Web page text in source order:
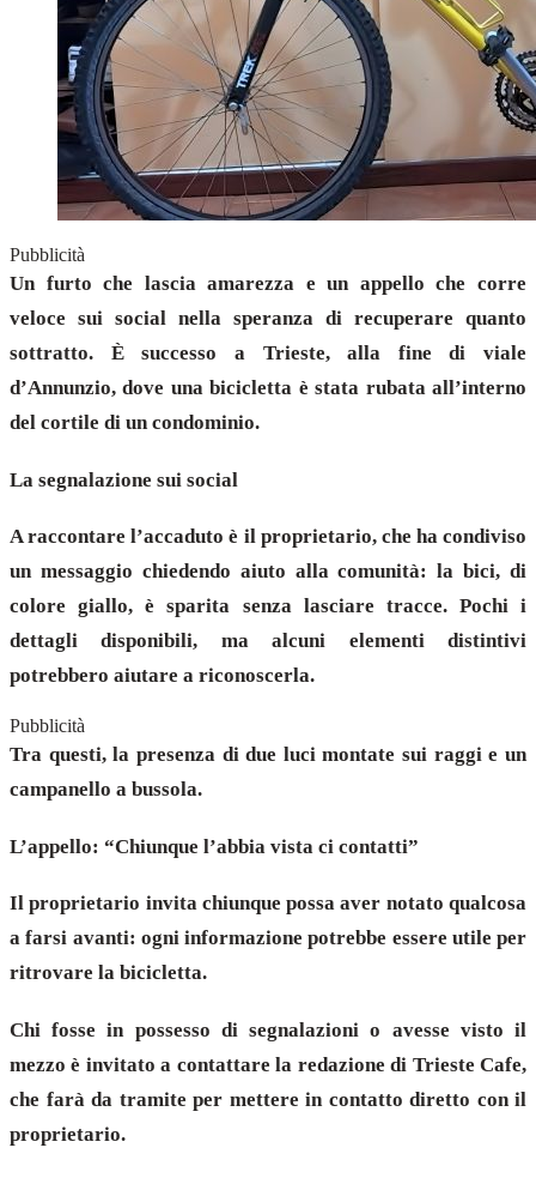
Pubblicità
Un furto che lascia amarezza e un appello che corre
veloce sui social nella speranza di recuperare quanto
sottratto. È successo a Trieste, alla fine di viale
d’Annunzio, dove una bicicletta è stata rubata all’interno
del cortile di un condominio.
La segnalazione sui social
A raccontare l’accaduto è il proprietario, che ha condiviso
un messaggio chiedendo aiuto alla comunità: la bici, di
colore giallo, è sparita senza lasciare tracce. Pochi i
dettagli disponibili, ma alcuni elementi distintivi
potrebbero aiutare a riconoscerla.
Pubblicità
Tra questi, la presenza di due luci montate sui raggi e un
campanello a bussola.
L’appello: “Chiunque l’abbia vista ci contatti”
Il proprietario invita chiunque possa aver notato qualcosa
a farsi avanti: ogni informazione potrebbe essere utile per
ritrovare la bicicletta.
Chi fosse in possesso di segnalazioni o avesse visto il
mezzo è invitato a contattare la redazione di Trieste Cafe,
che farà da tramite per mettere in contatto diretto con il
proprietario.